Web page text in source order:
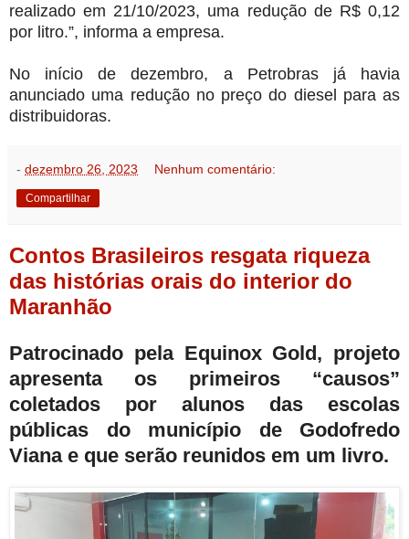
realizado em 21/10/2023, uma redução de R$ 0,12
por litro.”, informa a empresa.
No início de dezembro, a Petrobras já havia
anunciado uma redução no preço do diesel para as
distribuidoras.
- dezembro 26, 2023 Nenhum comentário:
Compartilhar
Contos Brasileiros resgata riqueza
das histórias orais do interior do
Maranhão
Patrocinado pela Equinox Gold, projeto
apresenta os primeiros “causos”
coletados por alunos das escolas
públicas do município de Godofredo
Viana e que serão reunidos em um livro.